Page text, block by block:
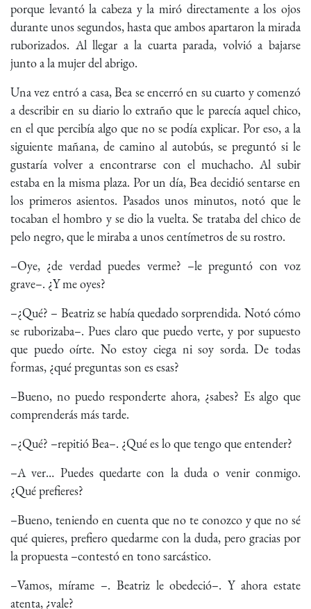
porque levantó la cabeza y la miró directamente a los ojos
durante unos segundos, hasta que ambos apartaron la mirada
ruborizados. Al llegar a la cuarta parada, volvió a bajarse
junto a la mujer del abrigo.
Una vez entró a casa, Bea se encerró en su cuarto y comenzó
a describir en su diario lo extraño que le parecía aquel chico,
en el que percibía algo que no se podía explicar. Por eso, a la
siguiente mañana, de camino al autobús, se preguntó si le
gustaría volver a encontrarse con el muchacho. Al subir
estaba en la misma plaza. Por un día, Bea decidió sentarse en
los primeros asientos. Pasados unos minutos, notó que le
tocaban el hombro y se dio la vuelta. Se trataba del chico de
pelo negro, que le miraba a unos centímetros de su rostro.
–Oye, ¿de verdad puedes verme? –le preguntó con voz
grave–. ¿Y me oyes?
–¿Qué? – Beatriz se había quedado sorprendida. Notó cómo
se ruborizaba–. Pues claro que puedo verte, y por supuesto
que puedo oírte. No estoy ciega ni soy sorda. De todas
formas, ¿qué preguntas son es esas?
–Bueno, no puedo responderte ahora, ¿sabes? Es algo que
comprenderás más tarde.
–¿Qué? –repitió Bea–. ¿Qué es lo que tengo que entender?
–A ver… Puedes quedarte con la duda o venir conmigo.
¿Qué prefieres?
–Bueno, teniendo en cuenta que no te conozco y que no sé
qué quieres, prefiero quedarme con la duda, pero gracias por
la propuesta –contestó en tono sarcástico.
–Vamos, mírame –. Beatriz le obedeció–. Y ahora estate
atenta, ¿vale?